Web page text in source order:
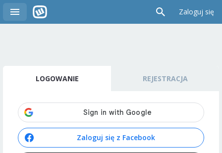
Zaloguj się
LOGOWANIE REJESTRACJA
Zaloguj się z Facebook